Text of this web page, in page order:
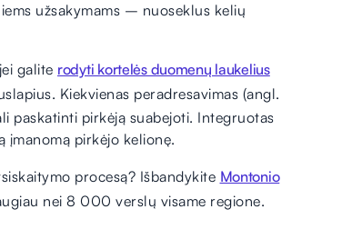
užsakymams – nuoseklus kelių
galite rodyti kortelės duomenų laukelius
Kiekvienas peradresavimas (angl.
paskatinti pirkėją suabejoti. Integruotas
įmanomą pirkėjo kelionę.
procesą? Išbandykite Montonio
nei 8 000 verslų visame regione.